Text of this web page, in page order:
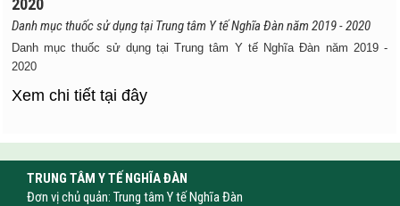
2020
Danh mục thuốc sử dụng tại Trung tâm Y tế Nghĩa Đàn năm 2019 - 2020
Danh mục thuốc sử dụng tại Trung tâm Y tế Nghĩa Đàn năm 2019 -
2020
Xem chi tiết tại đây
TRUNG TÂM Y TẾ NGHĨA ĐÀN
Đơn vị chủ quản: Trung tâm Y tế Nghĩa Đàn